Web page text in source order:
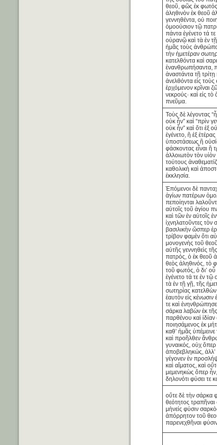
θεοῦ, φῶς ἐκ
ἀληθινὸν ἐκ θεοῦ
γεννηθέντα, οὐ
ὁμοούσιον τῷ
πάντα ἐγένετο τά
οὐρανῷ καὶ τὰ ἐν τῇ
ἡμᾶς τοὺς
τὴν ἡμετέραν
κατελθόντα καὶ
ἐνανθρωπήσαντα,
ἀναστάντα τῇ
ἀνελθόντα εἰς
ἐρχόμενον κρῖναι
νεκρούς· καὶ εἰς τὸ
πνεῦμα.
Τοὺς δὲ λέγοντας
οὐκ ἦν” καὶ “πρὶν
οὐκ ἦν” καὶ ὅτι ἐξ
ἐγένετο, ἢ ἐξ ἑτέρας
ὑποστάσεως ἢ
φάσκοντας εἶναι ἢ
ἀλλοιωτὸν τὸν
τούτους
καθολικὴ καὶ
ἐκκλησία.
Ἑπόμενοι δὲ
ἁγίων πατέρων
πεποίηνται
αὐτοῖς τοῦ ἁγίου
καὶ τῶν ἐν αὐτοῖς
ἰχνηλατοῦντες τὸν
βασιλικὴν ὥσπερ
τρίβον φαμὲν ὅτι
μονογενὴς τοῦ
αὐτῆς γεννηθεὶς
πατρός, ὁ ἐκ θεοῦ
θεὸς ἀληθινός, τὸ
τοῦ φωτός, ὁ δι’
ἐγένετο τά τε ἐν
τὰ ἐν τῇ γῇ, τῆς
σωτηρίας κατελθὼν
ἑαυτὸν εἰς
τε καὶ
σάρκα λαβὼν ἐκ
παρθένου καὶ
ποιησάμενος ἐκ
καθ’ ἡμᾶς ὑπέμεινε
καὶ προῆλθεν
γυναικός, οὐχ
ἀποβεβληκώς, ἀλλ’
γέγονεν ἐν
καὶ αἵματος, καὶ
μεμενηκὼς ὅπερ
δηλονότι φύσει τε
οὔτε δὲ τὴν σάρκα
θεότητος τραπῆναι
μὴνεἰς φύσιν
ἀπόρρητον τοῦ
παρενεχθῆναι